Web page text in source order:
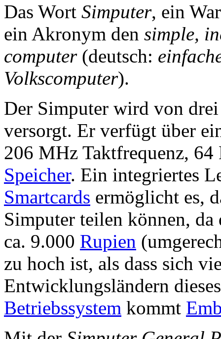
Das Wort Simputer, ein
ein Akronym den simple,
computer(deutsch:
Volkscomputer).
Der Simputer wird von
versorgt. Er verfügt über
206 MHz Taktfrequenz,
Speicher. Ein integriertes
Smartcards ermöglicht es,
Simputer teilen können,
ca. 9.000 Rupien
zu hoch ist, als dass sich
Entwicklungsländern
Betriebssystem kommt